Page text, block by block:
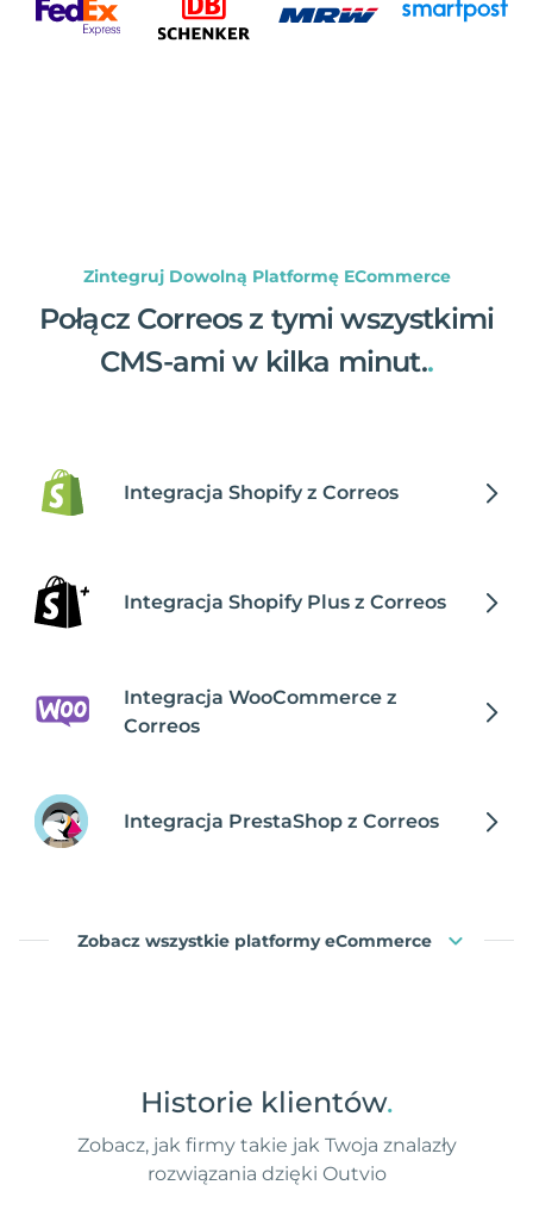
Zintegruj Dowolną Platformę ECommerce
Połącz Correos z tymi wszystkimi
CMS-ami w kilka minut..
Integracja Shopify z Correos
Integracja Shopify Plus z Correos
Integracja WooCommerce z
Correos
Integracja PrestaShop z Correos
Zobacz wszystkie platformy eCommerce
Historie klientów.
Zobacz, jak firmy takie jak Twoja znalazły
rozwiązania dzięki Outvio